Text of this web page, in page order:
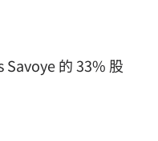
Savoye 的 33% 股